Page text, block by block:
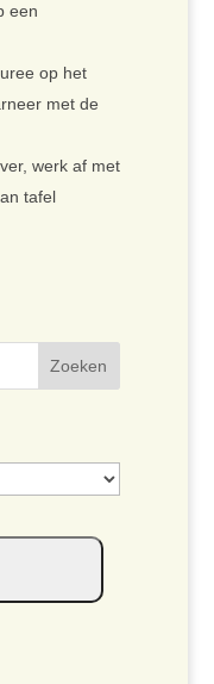
een
op het
met de
werk af met
tafel